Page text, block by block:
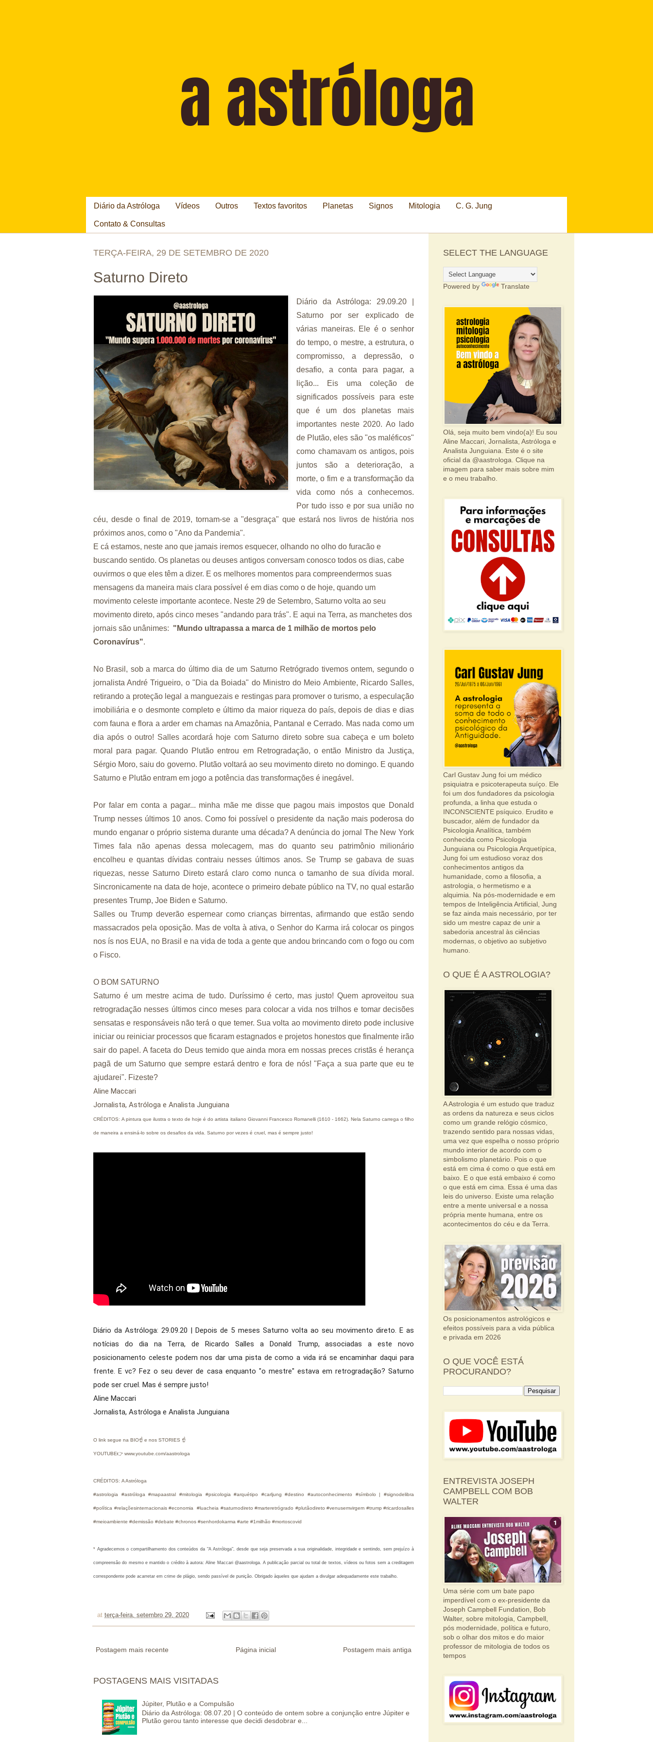
Diário da Astróloga Vídeos Outros Textos favoritos Planetas Signos Mitologia C. G. Jung
Contato & Consultas
TERÇA-FEIRA, 29 DE SETEMBRO DE 2020
Saturno Direto
Diário da Astróloga: 29.09.20 |
Saturno por ser explicado de
várias maneiras. Ele é o senhor
do tempo, o mestre, a estrutura, o
compromisso, a depressão, o
desafio, a conta para pagar, a
lição... Eis uma coleção de
significados possíveis para este
que é um dos planetas mais
importantes neste 2020. Ao lado
de Plutão, eles são "os maléficos"
como chamavam os antigos, pois
juntos são a deterioração, a
morte, o fim e a transformação da
vida como nós a conhecemos.
Por tudo isso e por sua união no
céu, desde o final de 2019, tornam-se a "desgraça" que estará nos livros de história nos
próximos anos, como o "Ano da Pandemia".
E cá estamos, neste ano que jamais iremos esquecer, olhando no olho do furacão e
buscando sentido. Os planetas ou deuses antigos conversam conosco todos os dias, cabe
ouvirmos o que eles têm a dizer. E os melhores momentos para compreendermos suas
mensagens da maneira mais clara possível é em dias como o de hoje, quando um
movimento celeste importante acontece. Neste 29 de Setembro, Saturno volta ao seu
movimento direto, após cinco meses "andando para trás". E aqui na Terra, as manchetes dos
jornais são unânimes: "Mundo ultrapassa a marca de 1 milhão de mortos pelo
Coronavírus".
No Brasil, sob a marca do último dia de um Saturno Retrógrado tivemos ontem, segundo o
jornalista André Trigueiro, o "Dia da Boiada" do Ministro do Meio Ambiente, Ricardo Salles,
retirando a proteção legal a manguezais e restingas para promover o turismo, a especulação
imobiliária e o desmonte completo e último da maior riqueza do país, depois de dias e dias
com fauna e flora a arder em chamas na Amazônia, Pantanal e Cerrado. Mas nada como um
dia após o outro! Salles acordará hoje com Saturno direto sobre sua cabeça e um boleto
moral para pagar. Quando Plutão entrou em Retrogradação, o então Ministro da Justiça,
Sérgio Moro, saiu do governo. Plutão voltará ao seu movimento direto no domingo. E quando
Saturno e Plutão entram em jogo a potência das transformações é inegável.
Por falar em conta a pagar... minha mãe me disse que pagou mais impostos que Donald
Trump nesses últimos 10 anos. Como foi possível o presidente da nação mais poderosa do
mundo enganar o próprio sistema durante uma década? A denúncia do jornal The New York
Times fala não apenas dessa molecagem, mas do quanto seu patrimônio milionário
encolheu e quantas dívidas contraiu nesses últimos anos. Se Trump se gabava de suas
riquezas, nesse Saturno Direto estará claro como nunca o tamanho de sua dívida moral.
Sincronicamente na data de hoje, acontece o primeiro debate público na TV, no qual estarão
presentes Trump, Joe Biden e Saturno.
Salles ou Trump deverão espernear como crianças birrentas, afirmando que estão sendo
massacrados pela oposição. Mas de volta à ativa, o Senhor do Karma irá colocar os pingos
nos ís nos EUA, no Brasil e na vida de toda a gente que andou brincando com o fogo ou com
o Fisco.
O BOM SATURNO
Saturno é um mestre acima de tudo. Duríssimo é certo, mas justo! Quem aproveitou sua
retrogradação nesses últimos cinco meses para colocar a vida nos trilhos e tomar decisões
sensatas e responsáveis não terá o que temer. Sua volta ao movimento direto pode inclusive
iniciar ou reiniciar processos que ficaram estagnados e projetos honestos que finalmente irão
sair do papel. A faceta do Deus temido que ainda mora em nossas preces cristãs é herança
pagã de um Saturno que sempre estará dentro e fora de nós! "Faça a sua parte que eu te
ajudarei". Fizeste?
Aline Maccari
Jornalista, Astróloga e Analista Junguiana
CRÉDITOS: A pintura que ilustra o texto de hoje é do artista italiano Giovanni Francesco Romanelli (1610 - 1662). Nela Saturno carrega o filho
de maneira a ensiná-lo sobre os desafios da vida. Saturno por vezes é cruel, mas é sempre justo!
Diário da Astróloga: 29.09.20 | Depois de 5 meses Saturno volta ao seu movimento direto. E as
notícias do dia na Terra, de Ricardo Salles a Donald Trump, associadas a este novo
posicionamento celeste podem nos dar uma pista de como a vida irá se encaminhar daqui para
frente. E vc? Fez o seu dever de casa enquanto "o mestre" estava em retrogradação? Saturno
pode ser cruel. Mas é sempre justo!
Aline Maccari
Jornalista, Astróloga e Analista Junguiana
O link segue na BIO☝ e nos STORIES ☝
YOUTUBE👉 www.youtube.com/aastrologa
CRÉDITOS: A Astróloga
#astrologia #astróloga #mapaastral #mitologia #psicologia #arquétipo #carljung #destino #autoconhecimento #símbolo | #signodelibra
#política #relaçõesinternacionais #economia #luacheia #saturnodireto #marteretrógrado #plutãodireto #venusemvirgem #trump #ricardosalles
#meioambiente #demissão #debate #chronos #senhordokarma #arte #1milhão #mortoscovid
* Agradecemos o compartilhamento dos conteúdos da "A Astróloga", desde que seja preservada a sua originalidade, integridade e sentindo, sem prejuízo à
compreensão do mesmo e mantido o crédito à autora: Aline Maccari @aastrologa. A publicação parcial ou total de textos, vídeos ou fotos sem a creditagem
correspondente pode acarretar em crime de plágio, sendo passível de punição. Obrigado àqueles que ajudam a divulgar adequadamente este trabalho.
at terça-feira, setembro 29, 2020
Postagem mais recente Postagem mais antiga
Página inicial
POSTAGENS MAIS VISITADAS
Júpiter, Plutão e a Compulsão
Diário da Astróloga: 08.07.20 | O conteúdo de ontem sobre a conjunção entre Júpiter e
Plutão gerou tanto interesse que decidi desdobrar e...
SELECT THE LANGUAGE
Powered by Translate
Olá, seja muito bem vindo(a)! Eu sou
Aline Maccari, Jornalista, Astróloga e
Analista Junguiana. Este é o site
oficial da @aastrologa. Clique na
imagem para saber mais sobre mim
e o meu trabalho.
Carl Gustav Jung foi um médico
psiquiatra e psicoterapeuta suíço. Ele
foi um dos fundadores da psicologia
profunda, a linha que estuda o
INCONSCIENTE psíquico. Erudito e
buscador, além de fundador da
Psicologia Analítica, também
conhecida como Psicologia
Junguiana ou Psicologia Arquetípica,
Jung foi um estudioso voraz dos
conhecimentos antigos da
humanidade, como a filosofia, a
astrologia, o hermetismo e a
alquimia. Na pós-modernidade e em
tempos de Inteligência Artificial, Jung
se faz ainda mais necessário, por ter
sido um mestre capaz de unir a
sabedoria ancestral às ciências
modernas, o objetivo ao subjetivo
humano.
O QUE É A ASTROLOGIA?
A Astrologia é um estudo que traduz
as ordens da natureza e seus ciclos
como um grande relógio cósmico,
trazendo sentido para nossas vidas,
uma vez que espelha o nosso próprio
mundo interior de acordo com o
simbolismo planetário. Pois o que
está em cima é como o que está em
baixo. E o que está embaixo é como
o que está em cima. Essa é uma das
leis do universo. Existe uma relação
entre a mente universal e a nossa
própria mente humana, entre os
acontecimentos do céu e da Terra.
Os posicionamentos astrológicos e
efeitos possíveis para a vida pública
e privada em 2026
O QUE VOCÊ ESTÁ
PROCURANDO?
ENTREVISTA JOSEPH
CAMPBELL COM BOB
WALTER
Uma série com um bate papo
imperdível com o ex-presidente da
Joseph Campbell Fundation, Bob
Walter, sobre mitologia, Campbell,
pós modernidade, política e futuro,
sob o olhar dos mitos e do maior
professor de mitologia de todos os
tempos